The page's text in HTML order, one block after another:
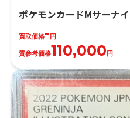
ポケモンカードMサーナ
買取価格- 円
質参考価格110,000 円